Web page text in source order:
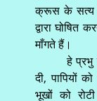
क्रूस के सत्य
द्वारा
माँगते हैं।
हे प्रभु
दी, पापियों
भूखों को